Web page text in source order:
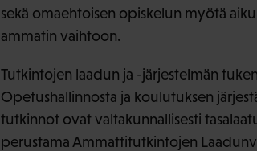
sekä omaehtoisen opiskelun myötä
ammatin vaihtoon.
Tutkintojen laadun ja -järjestelmän
Opetushallinnosta ja koulutuksen
tutkinnot ovat valtakunnallisesti
perustama Ammattitutkintojen